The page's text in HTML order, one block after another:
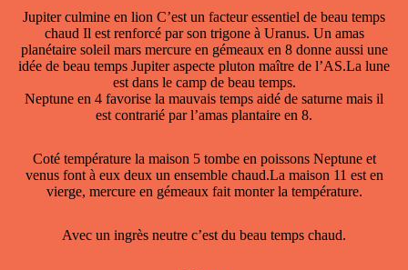
Jupiter culmine en lion C’est un facteur essentiel de beau temps
chaud Il est renforcé par son trigone à Uranus. Un amas
planétaire soleil mars mercure en gémeaux en 8 donne aussi une
idée de beau temps Jupiter aspecte pluton maître de l’AS.La lune
est dans le camp de beau temps.
Neptune en 4 favorise la mauvais temps aidé de saturne mais il
est contrarié par l’amas plantaire en 8.
Coté température la maison 5 tombe en poissons Neptune et
venus font à eux deux un ensemble chaud.La maison 11 est en
vierge, mercure en gémeaux fait monter la température.
Avec un ingrès neutre c’est du beau temps chaud.